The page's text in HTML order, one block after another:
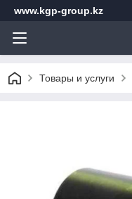
www.kgp-group.kz
Товары и услуги